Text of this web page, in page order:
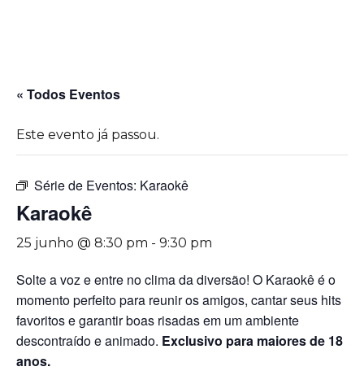
« Todos Eventos
Este evento já passou.
Série de Eventos: Karaokê
Karaokê
25 junho @ 8:30 pm - 9:30 pm
Solte a voz e entre no clima da diversão! O Karaokê é o
momento perfeito para reunir os amigos, cantar seus hits
favoritos e garantir boas risadas em um ambiente
descontraído e animado. Exclusivo para maiores de 18
anos.